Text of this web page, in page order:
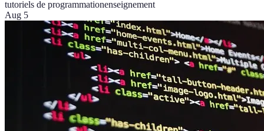
tutoriels de programmationenseignement
Aug 5